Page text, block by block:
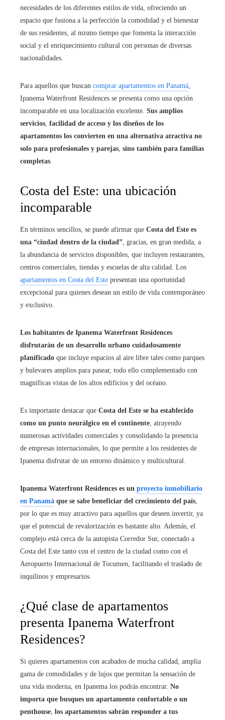
necesidades de los diferentes estilos de vida, ofreciendo un
espacio que fusiona a la perfección la comodidad y el bienestar
de sus residentes, al mismo tiempo que fomenta la interacción
social y el enriquecimiento cultural con personas de diversas
nacionalidades.
Para aquellos que buscan comprar apartamentos en Panamá,
Ipanema Waterfront Residences se presenta como una opción
incomparable en una localización excelente. Sus amplios
servicios, facilidad de acceso y los diseños de los
apartamentos los convierten en una alternativa atractiva no
solo para profesionales y parejas, sino también para familias
completas.
Costa del Este: una ubicación
incomparable
En términos sencillos, se puede afirmar que Costa del Este es
una “ciudad dentro de la ciudad”, gracias, en gran medida, a
la abundancia de servicios disponibles, que incluyen restaurantes,
centros comerciales, tiendas y escuelas de alta calidad. Los
apartamentos en Costa del Este presentan una oportunidad
excepcional para quienes desean un estilo de vida contemporáneo
y exclusivo.
Los habitantes de Ipanema Waterfront Residences
disfrutarán de un desarrollo urbano cuidadosamente
planificado que incluye espacios al aire libre tales como parques
y bulevares amplios para pasear, todo ello complementado con
magníficas vistas de los altos edificios y del océano.
Es importante destacar que Costa del Este se ha establecido
como un punto neurálgico en el continente, atrayendo
numerosas actividades comerciales y consolidando la presencia
de empresas internacionales, lo que permite a los residentes de
Ipanema disfrutar de un entorno dinámico y multicultural.
Ipanema Waterfront Residences es un proyecto inmobiliario
en Panamá que se sabe beneficiar del crecimiento del país,
por lo que es muy atractivo para aquellos que deseen invertir, ya
que el potencial de revalorización es bastante alto. Además, el
complejo está cerca de la autopista Corredor Sur, conectado a
Costa del Este tanto con el centro de la ciudad como con el
Aeropuerto Internacional de Tocumen, facilitando el traslado de
inquilinos y empresarios.
¿Qué clase de apartamentos
presenta Ipanema Waterfront
Residences?
Si quieres apartamentos con acabados de mucha calidad, amplia
gama de comodidades y de lujos que permitan la sensación de
una vida moderna, en Ipanema los podrás encontrar. No
importa que busques un apartamento confortable o un
penthouse, los apartamentos sabrán responder a tus